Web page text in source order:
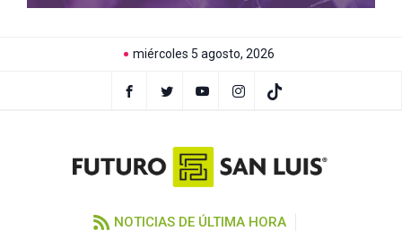
miércoles 5 agosto, 2026
NOTICIAS DE ÚLTIMA HORA